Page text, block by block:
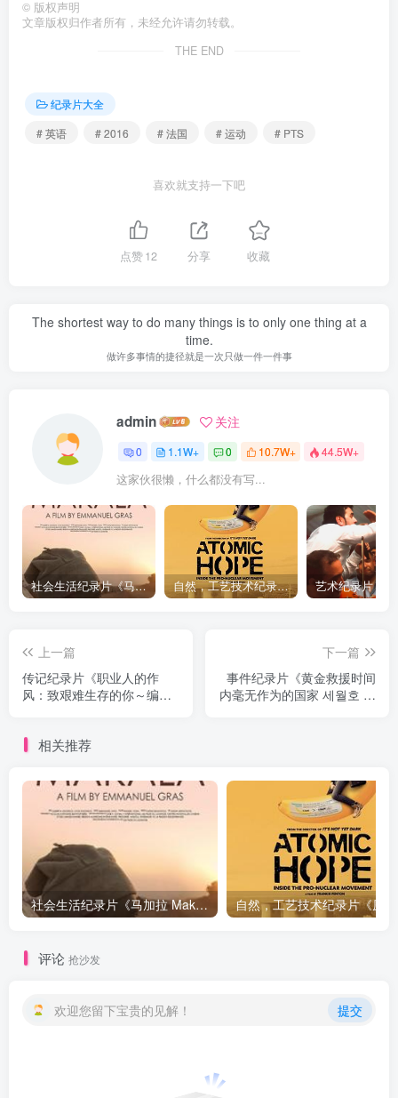
© 版权声明
文章版权归作者所有，未经允许请勿转载。
THE END
纪录片大全
# 英语
# 2016 # 法国 # 运动 # PTS
喜欢就支持一下吧
点赞12 分享 收藏
The shortest way to do many things is to only one thing at a
time.
做许多事情的捷径就是一次只做一件一件事
admin 关注
0 1.1W+ 0 10.7W+ 44.5W+
这家伙很懒，什么都没有写...
社会生活纪录片《马加拉 Makala》下载 自然，工艺技术纪录片《原子能的希望 Atomic Hope – Inside the Pro-Nuclear Movement》下载
上一篇
传记纪录片《职业人的作
风：致艰难生存的你～编剧
い、あなたへ～脚本家・坂
下一篇
事件纪录片《黄金救援时间
内毫无作为的国家 세월호 골
相关推荐
社会生活纪录片《马加拉 Makala》下载
评论 抢沙发
欢迎您留下宝贵的见解！ 提交